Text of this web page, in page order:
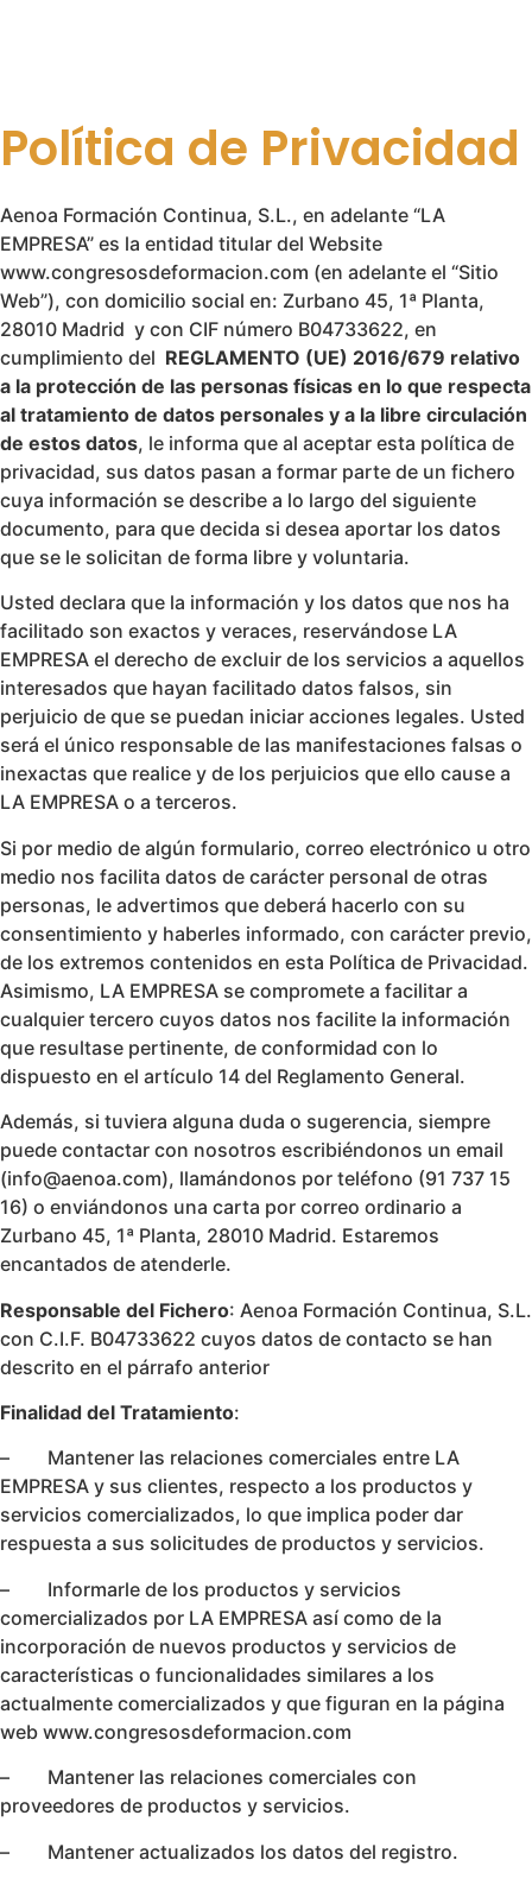
Política de Privacidad
Aenoa Formación Continua, S.L., en adelante “LA
EMPRESA” es la entidad titular del Website
www.congresosdeformacion.com (en adelante el “Sitio
Web”), con domicilio social en: Zurbano 45, 1ª Planta,
28010 Madrid y con CIF número B04733622, en
cumplimiento del REGLAMENTO (UE) 2016/679 relativo
a la protección de las personas físicas en lo que respecta
al tratamiento de datos personales y a la libre circulación
de estos datos, le informa que al aceptar esta política de
privacidad, sus datos pasan a formar parte de un fichero
cuya información se describe a lo largo del siguiente
documento, para que decida si desea aportar los datos
que se le solicitan de forma libre y voluntaria.
Usted declara que la información y los datos que nos ha
facilitado son exactos y veraces, reservándose LA
EMPRESA el derecho de excluir de los servicios a aquellos
interesados que hayan facilitado datos falsos, sin
perjuicio de que se puedan iniciar acciones legales. Usted
será el único responsable de las manifestaciones falsas o
inexactas que realice y de los perjuicios que ello cause a
LA EMPRESA o a terceros.
Si por medio de algún formulario, correo electrónico u otro
medio nos facilita datos de carácter personal de otras
personas, le advertimos que deberá hacerlo con su
consentimiento y haberles informado, con carácter previo,
de los extremos contenidos en esta Política de Privacidad.
Asimismo, LA EMPRESA se compromete a facilitar a
cualquier tercero cuyos datos nos facilite la información
que resultase pertinente, de conformidad con lo
dispuesto en el artículo 14 del Reglamento General.
Además, si tuviera alguna duda o sugerencia, siempre
puede contactar con nosotros escribiéndonos un email
(info@aenoa.com), llamándonos por teléfono (91 737 15
16) o enviándonos una carta por correo ordinario a
Zurbano 45, 1ª Planta, 28010 Madrid. Estaremos
encantados de atenderle.
Responsable del Fichero: Aenoa Formación Continua, S.L.
con C.I.F. B04733622 cuyos datos de contacto se han
descrito en el párrafo anterior
Finalidad del Tratamiento:
– Mantener las relaciones comerciales entre LA
EMPRESA y sus clientes, respecto a los productos y
servicios comercializados, lo que implica poder dar
respuesta a sus solicitudes de productos y servicios.
– Informarle de los productos y servicios
comercializados por LA EMPRESA así como de la
incorporación de nuevos productos y servicios de
características o funcionalidades similares a los
actualmente comercializados y que figuran en la página
web www.congresosdeformacion.com
– Mantener las relaciones comerciales con
proveedores de productos y servicios.
– Mantener actualizados los datos del registro.